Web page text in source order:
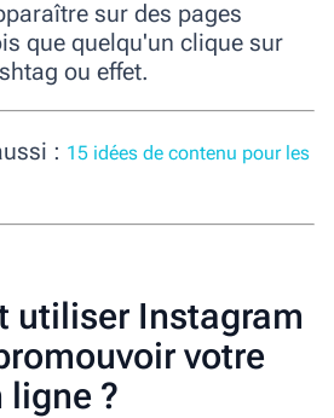
sur des pages
que quelqu'un clique sur
ou effet.
: 15 idées de contenu pour les
utiliser Instagram
votre
ligne ?